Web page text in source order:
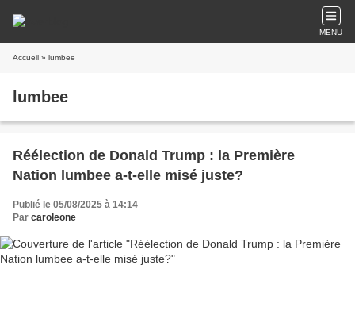
MENU
Accueil » lumbee
lumbee
Réélection de Donald Trump : la Première
Nation lumbee a-t-elle misé juste?
Publié le 05/08/2025 à 14:14
Par caroleone